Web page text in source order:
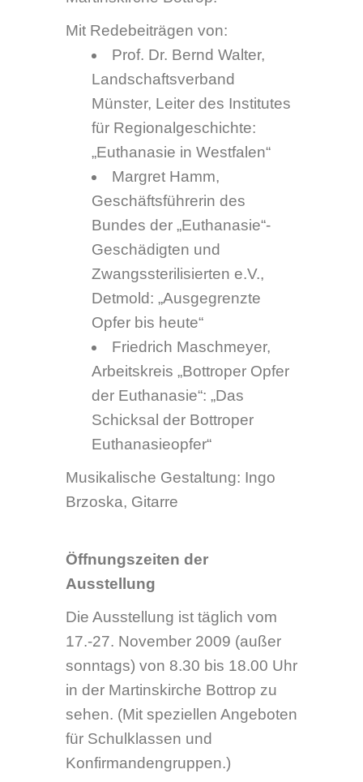
Arbeitskreis „Bottroper Opfer
der Euthanasie“: „Das
Schicksal der Bottroper
Euthanasieopfer“
Musikalische Gestaltung: Ingo
Brzoska, Gitarre
Öffnungszeiten der
Ausstellung
Die Ausstellung ist täglich vom
17.-27. November 2009 (außer
sonntags) von 8.30 bis 18.00 Uhr
in der Martinskirche Bottrop zu
sehen. (Mit speziellen Angeboten
für Schulklassen und
Mittwoch, 18. November 2009,
Gottesdienst zum Buß- und
Bettag „Zur Menschenwürde
gehört das Ja zur
Ort: Martinskirche am
Pferdemarkt, 46236 Bottrop
Gottesdienst mit:
Johannes Knoblauch,
Pfarrer und Stadtdechant
Ulrich Schulte, Pfarrer und
Presbyteriumsvorsitzender
der evangelischen
Kirchengemeinde Bottrop